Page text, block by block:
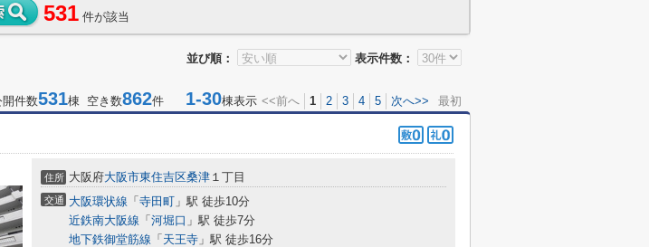
531 件が該当
並び順： 表示件数：
開件数531棟 空き数862件 1-30棟表示 <<前へ 1 2 3 4 5 次へ>> 最初
住所 大阪府大阪市東住吉区桑津 １丁目
交通 大阪環状線 「 寺田町 」駅 徒歩10分
近鉄南大阪線 「 河堀口 」駅 徒歩7分
地下鉄御堂筋線 「 天王寺 」駅 徒歩16分